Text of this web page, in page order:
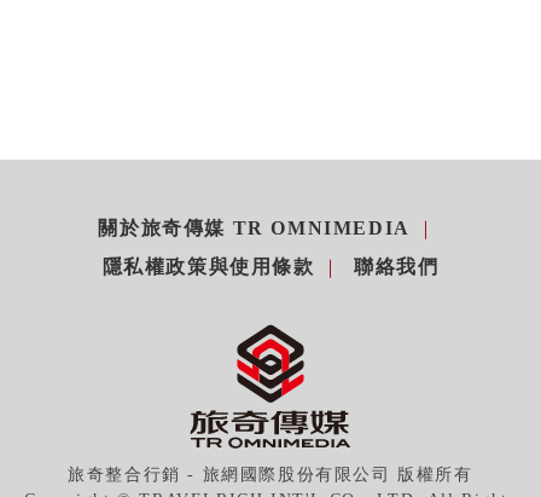
關於旅奇傳媒 TR OMNIMEDIA
隱私權政策與使用條款
聯絡我們
旅奇整合行銷 - 旅網國際股份有限公司 版權所有